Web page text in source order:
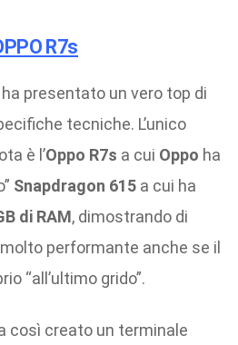
R7s
presentato un vero top di
tecniche. L’unico
è l’Oppo R7s a cui Oppo ha
Snapdragon 615 a cui ha
di RAM, dimostrando di
performante anche se il
“all’ultimo grido”.
così creato un terminale